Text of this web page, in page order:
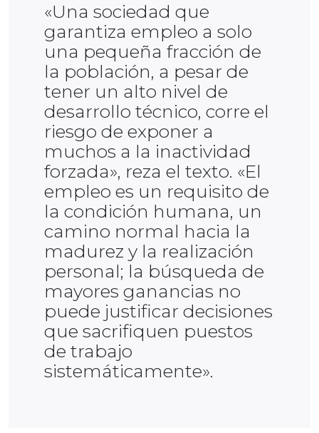
«Una sociedad que
garantiza empleo a solo
una pequeña fracción de
la población, a pesar de
tener un alto nivel de
desarrollo técnico, corre el
riesgo de exponer a
muchos a la inactividad
forzada», reza el texto. «El
empleo es un requisito de
la condición humana, un
camino normal hacia la
madurez y la realización
personal; la búsqueda de
mayores ganancias no
puede justificar decisiones
que sacrifiquen puestos
de trabajo
sistemáticamente».